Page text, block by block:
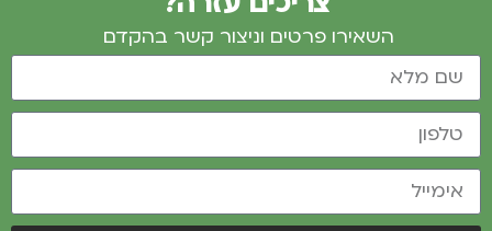
השאירו פרטים וניצור קשר בהקדם